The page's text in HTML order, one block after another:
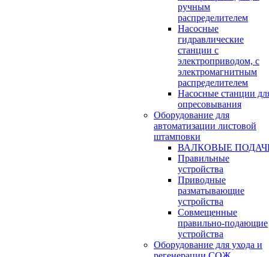
ручным
распределителем
Насосные
гидравлические
станции с
электроприводом, с
электромагнитным
распределителем
Насосные станции
опресовывания
Оборудование для
автоматизации листовой
штамповки
ВАЛКОВЫЕ
Правильные
устройства
Приводные
разматывающие
устройства
Совмещенные
правильно-подающие
устройства
Оборудование для ухода и